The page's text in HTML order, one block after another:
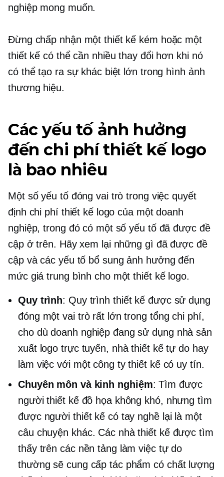
nghiệp mong muốn.
Đừng chấp nhận một thiết kế kém hoặc một
thiết kế có thể cần nhiều thay đổi hơn khi nó
có thể tạo ra sự khác biệt lớn trong hình ảnh
thương hiệu.
Các yếu tố ảnh hưởng
đến chi phí thiết kế logo
là bao nhiêu
Một số yếu tố đóng vai trò trong việc quyết
định chi phí thiết kế logo của một doanh
nghiệp, trong đó có một số yếu tố đã được đề
cập ở trên. Hãy xem lại những gì đã được đề
cập và các yếu tố bổ sung ảnh hưởng đến
mức giá trung bình cho một thiết kế logo.
Quy trình: Quy trình thiết kế được sử dụng
đóng một vai trò rất lớn trong tổng chi phí,
cho dù doanh nghiệp đang sử dụng nhà sản
xuất logo trực tuyến, nhà thiết kế tự do hay
làm việc với một công ty thiết kế có uy tín.
Chuyên môn và kinh nghiệm: Tìm được
người thiết kế đồ họa không khó, nhưng tìm
được người thiết kế có tay nghề lại là một
câu chuyện khác. Các nhà thiết kế được tìm
thấy trên các nền tảng làm việc tự do
thường sẽ cung cấp tác phẩm có chất lượng